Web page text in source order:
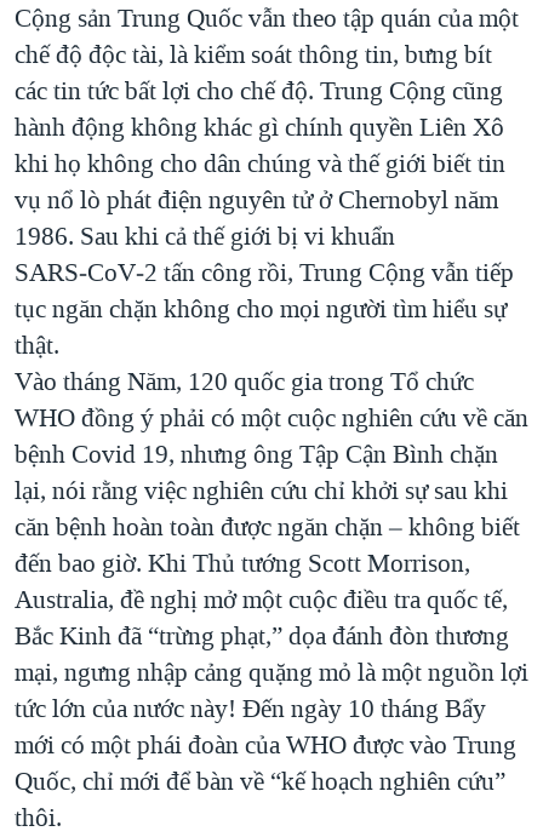
Cộng sản Trung Quốc vẫn theo tập quán của một
chế độ độc tài, là kiểm soát thông tin, bưng bít
các tin tức bất lợi cho chế độ. Trung Cộng cũng
hành động không khác gì chính quyền Liên Xô
khi họ không cho dân chúng và thế giới biết tin
vụ nổ lò phát điện nguyên tử ở Chernobyl năm
1986. Sau khi cả thế giới bị vi khuẩn
SARS‑CoV‑2 tấn công rồi, Trung Cộng vẫn tiếp
tục ngăn chặn không cho mọi người tìm hiểu sự
thật.
Vào tháng Năm, 120 quốc gia trong Tổ chức
WHO đồng ý phải có một cuộc nghiên cứu về căn
bệnh Covid 19, nhưng ông Tập Cận Bình chặn
lại, nói rằng việc nghiên cứu chỉ khởi sự sau khi
căn bệnh hoàn toàn được ngăn chặn – không biết
đến bao giờ. Khi Thủ tướng Scott Morrison,
Australia, đề nghị mở một cuộc điều tra quốc tế,
Bắc Kinh đã “trừng phạt,” dọa đánh đòn thương
mại, ngưng nhập cảng quặng mỏ là một nguồn lợi
tức lớn của nước này! Đến ngày 10 tháng Bẩy
mới có một phái đoàn của WHO được vào Trung
Quốc, chỉ mới để bàn về “kế hoạch nghiên cứu”
thôi.